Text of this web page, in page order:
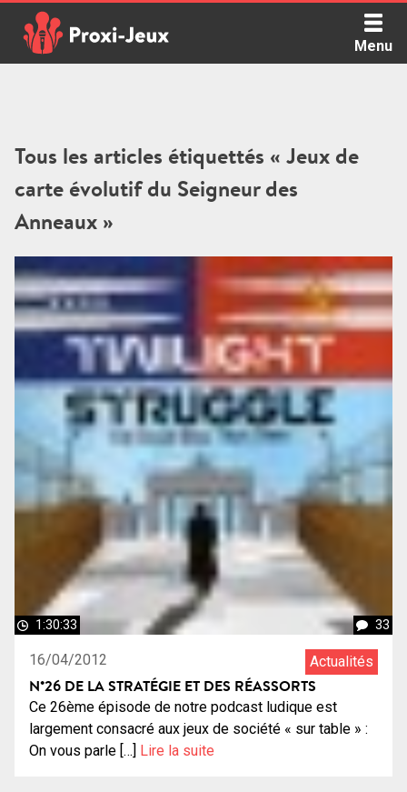
content
Menu
Tous les articles étiquettés « Jeux de
carte évolutif du Seigneur des
Anneaux »
1:30:33 33
16/04/2012 Actualités
N°26 DE LA STRATÉGIE ET DES RÉASSORTS
Ce 26ème épisode de notre podcast ludique est
largement consacré aux jeux de société « sur table » :
On vous parle […] Lire la suite